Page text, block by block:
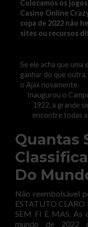
Colocamos os
Casino Online
copa de 2022 não
sites ou recursos
Se ele acha que uma
ganhar do que outra,
o Ajax novamente.
Inaugurou o
1922, a grande
encontre todas
Quantas
Do
Não reembolsável
ESTATUTO
SEM FI E MAS. As
mundo de 2022